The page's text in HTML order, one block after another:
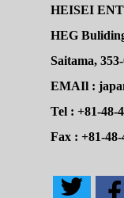
HEISEI
HEG
Saitama,
EMAIl :
Tel : +81-48-
Fax : +81-48-